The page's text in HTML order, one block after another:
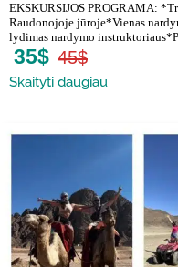
EKSKURSIJOS PROGRAMA:
Raudonojoje jūroje*Vienas
lydimas nardymo
35$ 45$
Skaityti daugiau